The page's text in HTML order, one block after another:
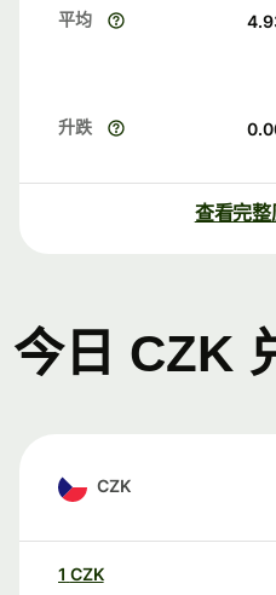
平均
升跌
查看完
今日 CZK
CZK
1 CZK